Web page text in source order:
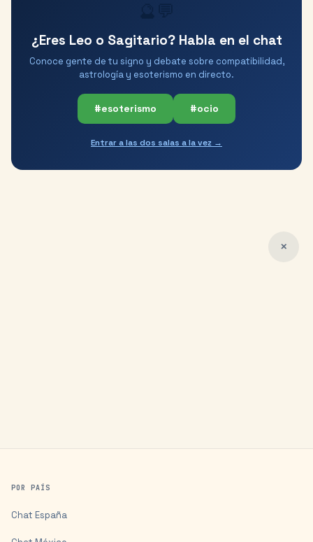
¿Eres Leo o Sagitario? Habla en el chat
Conoce gente de tu signo y debate sobre compatibilidad,
astrología y esoterismo en directo.
#esoterismo #ocio
Entrar a las dos salas a la vez →
✕
POR PAÍS
Chat España